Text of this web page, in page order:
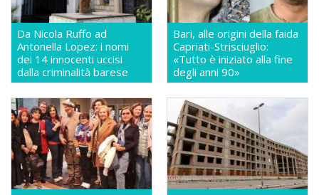
Da Nicola Ruffo ad
Antonella Lopez: i nomi
dei 14 innocenti uccisi
dalla criminalità barese
Bari, alle origini della faida
Capriati-Strisciuglio:
«Tutto è iniziato alla fine
degli anni 90»